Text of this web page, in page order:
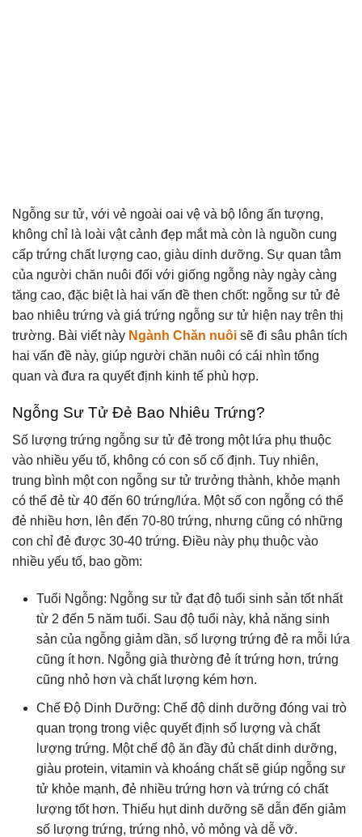
Ngỗng sư tử, với vẻ ngoài oai vệ và bộ lông ấn tượng,
không chỉ là loài vật cảnh đẹp mắt mà còn là nguồn cung
cấp trứng chất lượng cao, giàu dinh dưỡng. Sự quan tâm
của người chăn nuôi đối với giống ngỗng này ngày càng
tăng cao, đặc biệt là hai vấn đề then chốt: ngỗng sư tử đẻ
bao nhiêu trứng và giá trứng ngỗng sư tử hiện nay trên thị
trường. Bài viết này Ngành Chăn nuôi sẽ đi sâu phân tích
hai vấn đề này, giúp người chăn nuôi có cái nhìn tổng
quan và đưa ra quyết định kinh tế phù hợp.
Ngỗng Sư Tử Đẻ Bao Nhiêu Trứng?
Số lượng trứng ngỗng sư tử đẻ trong một lứa phụ thuộc
vào nhiều yếu tố, không có con số cố định. Tuy nhiên,
trung bình một con ngỗng sư tử trưởng thành, khỏe mạnh
có thể đẻ từ 40 đến 60 trứng/lứa. Một số con ngỗng có thể
đẻ nhiều hơn, lên đến 70-80 trứng, nhưng cũng có những
con chỉ đẻ được 30-40 trứng. Điều này phụ thuộc vào
nhiều yếu tố, bao gồm:
Tuổi Ngỗng: Ngỗng sư tử đạt độ tuổi sinh sản tốt nhất
từ 2 đến 5 năm tuổi. Sau độ tuổi này, khả năng sinh
sản của ngỗng giảm dần, số lượng trứng đẻ ra mỗi lứa
cũng ít hơn. Ngỗng già thường đẻ ít trứng hơn, trứng
cũng nhỏ hơn và chất lượng kém hơn.
Chế Độ Dinh Dưỡng: Chế độ dinh dưỡng đóng vai trò
quan trọng trong việc quyết định số lượng và chất
lượng trứng. Một chế độ ăn đầy đủ chất dinh dưỡng,
giàu protein, vitamin và khoáng chất sẽ giúp ngỗng sư
tử khỏe mạnh, đẻ nhiều trứng hơn và trứng có chất
lượng tốt hơn. Thiếu hụt dinh dưỡng sẽ dẫn đến giảm
số lượng trứng, trứng nhỏ, vỏ mỏng và dễ vỡ.